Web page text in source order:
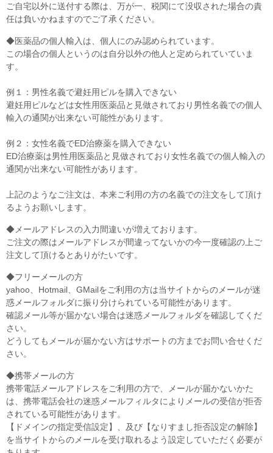
ご自宅以外に送付する際は、万が一、税関にて没収された場合の責
任は負いかねますのでご了承ください。
◆医薬品の個人輸入は、個人にのみ認められています。
この場合の個人というのは自分以外の他人と定められていていま
す。
例１：男性名義で避妊用ピルを購入できない
避妊用ピルなどは女性用医薬品と見做されており男性名義での個人
輸入の通関が出来ない可能性があります。
例２：女性名義でED治療薬を購入できない
ED治療薬は男性用医薬品と見做されており女性名義での個人輸入の
通関が出来ない可能性があります。
上記のようなご注文は、本来ご利用の方の名義での注文をして頂け
るようお願いします。
◆メールアドレスの入力間違いが増えております。
ご注文の際はメールアドレスが間違ってないかの今一度確認の上ご
注文して頂けるとありがたいです。
◆フリーメールの方
yahoo、Hotmail、GMailをご利用の方は当サイトからのメールが迷
惑メールフォルダに振り分けられている可能性があります。
確認メール等が届かない場合は迷惑メールフォルダを確認してくだ
さい。
どうしてもメールが届かない方はサポートの方までお問い合せくだ
さい。
◆携帯メールの方
携帯電話メールアドレスをご利用の方で、メールが届かないかた
は、携帯電話会社の迷惑メールフィルタによりメールの受信が拒否
されている可能性があります。
【ドメインの指定受信設定】、及び【なりすまし拒否設定の解除】
を当サイトからのメールを受け取れるよう設定していただく必要が